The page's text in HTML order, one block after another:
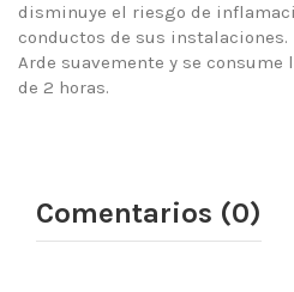
disminuye el riesgo de
conductos de sus instalaciones.
Arde suavemente y se
de 2 horas.
Comentarios (0)